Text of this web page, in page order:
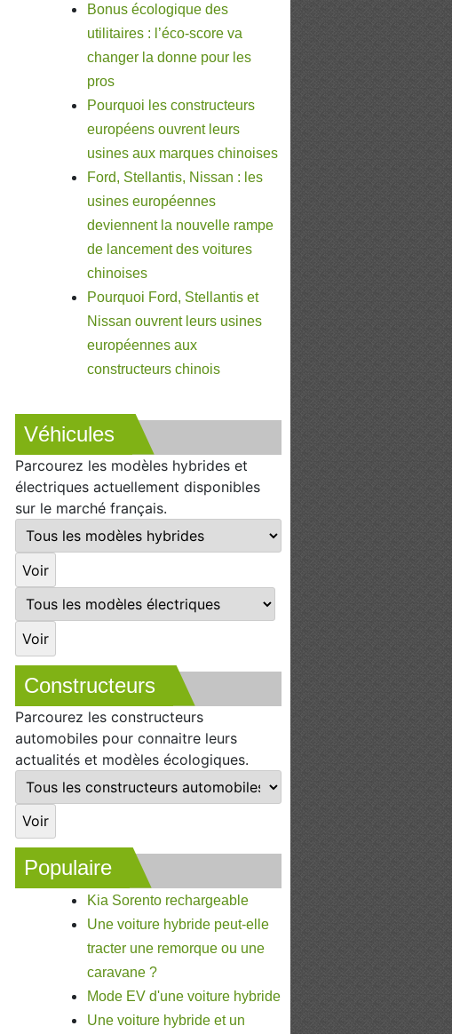
Bonus écologique des
utilitaires : l’éco-score va
changer la donne pour les
pros
Pourquoi les constructeurs
européens ouvrent leurs
usines aux marques chinoises
Ford, Stellantis, Nissan : les
usines européennes
deviennent la nouvelle rampe
de lancement des voitures
chinoises
Pourquoi Ford, Stellantis et
Nissan ouvrent leurs usines
européennes aux
constructeurs chinois
Véhicules
Parcourez les modèles hybrides et
électriques actuellement disponibles
sur le marché français.
Constructeurs
Parcourez les constructeurs
automobiles pour connaitre leurs
actualités et modèles écologiques.
Populaire
Kia Sorento rechargeable
Une voiture hybride peut-elle
tracter une remorque ou une
caravane ?
Mode EV d'une voiture hybride
Une voiture hybride et un